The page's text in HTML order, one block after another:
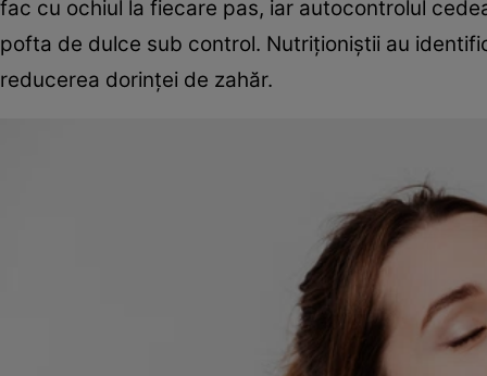
fac cu ochiul la fiecare pas, iar autocontrolul
pofta de dulce sub control. Nutriționiștii au
reducerea dorinței de zahăr.